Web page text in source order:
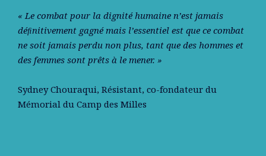
« Le combat pour la dignité humaine n’est jamais
déﬁnitivement gagné mais l’essentiel est que ce combat
ne soit jamais perdu non plus, tant que des hommes et
des femmes sont prêts à le mener. »
Sydney Chouraqui, Résistant, co-fondateur du
Mémorial du Camp des Milles